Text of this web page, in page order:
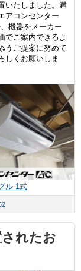
いたしました。満
アコンセンター
機器をメーカー
でご案内できるよ
うご提案に努めて
しくお願いしま
ル 1式
れたお